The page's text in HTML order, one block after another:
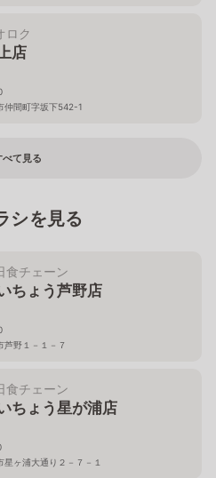
ロク
店
仲間町字坂下542-1
べて見る
シを見る
食チェーン
ちょう芦野店
芦野１－１－７
食チェーン
ちょう星が浦店
星ヶ浦大通り２－７－１